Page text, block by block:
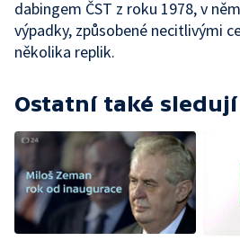
dabingem ČST z roku 1978, v
výpadky, způsobené necitlivými
několika replik.
Ostatní také sledují